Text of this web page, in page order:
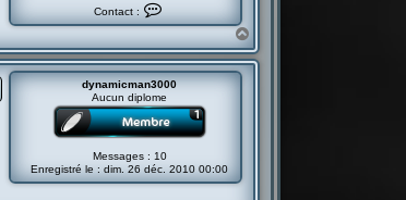
Contact :
o
n
t
a
c
t
e
r
D
a
i
d
a
u
dynamicman3000
Aucun diplome
Messages : 10
Enregistré le : dim. 26 déc. 2010 00:00